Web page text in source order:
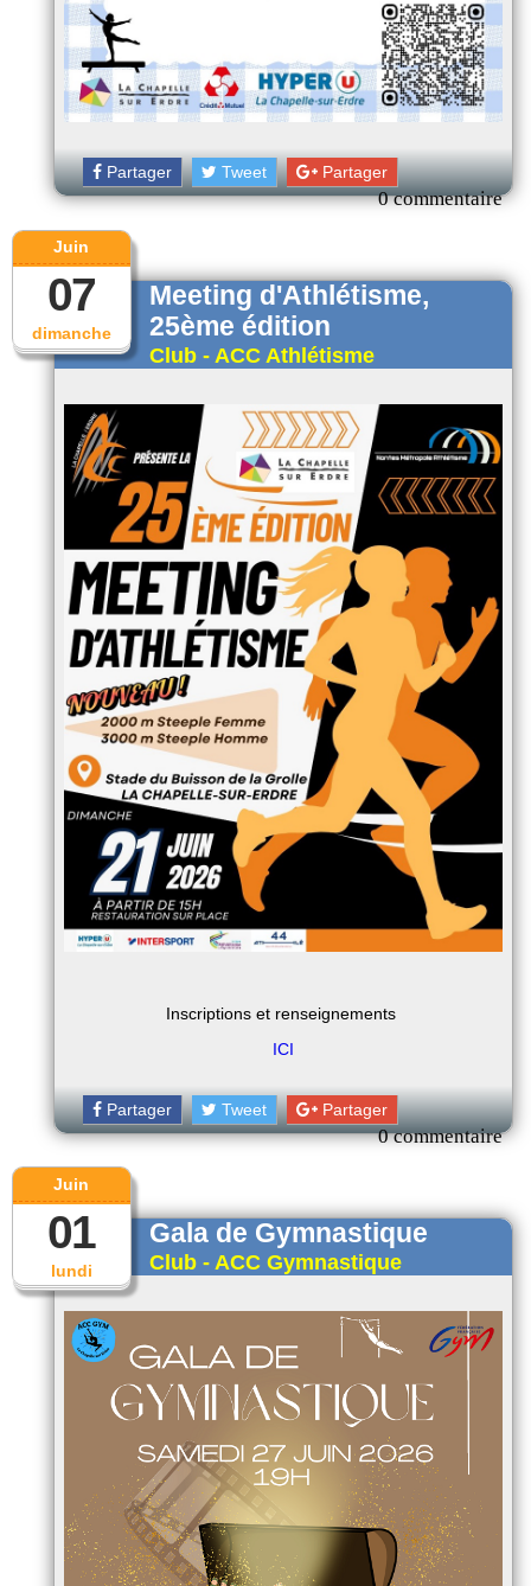
Partager Tweet Partager
0 commentaire
dimanche
Juin
07
Meeting d'Athlétisme,
25ème édition
Club - ACC Athlétisme
Inscriptions et renseignements
ICI
Partager Tweet Partager
0 commentaire
lundi
Juin
01 Gala de Gymnastique
Club - ACC Gymnastique